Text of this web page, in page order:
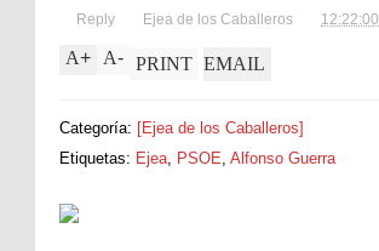
Reply Ejea de los Caballeros 12:22:00
A+ A- PRINT EMAIL
Categoría: [Ejea de los Caballeros]
Etiquetas: Ejea PSOE Alfonso Guerra